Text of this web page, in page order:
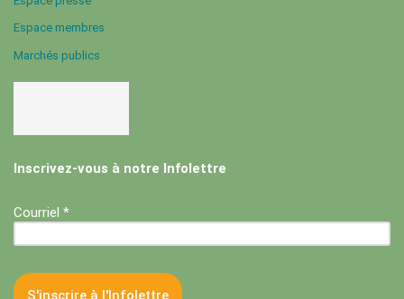
Espace membres
Marchés publics
Inscrivez-vous à notre Infolettre
Courriel *